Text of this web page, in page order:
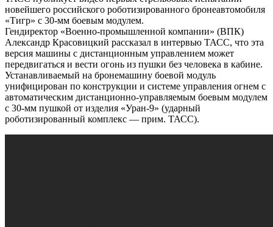
новейшего российского роботизированного бронеавтомобиля
«Тигр» с 30-мм боевым модулем.
Гендиректор «Военно-промышленной компании» (ВПК)
Александр Красовицкий рассказал в интервью ТАСС, что эта
версия машины с дистанционным управлением может
передвигаться и вести огонь из пушки без человека в кабине.
Устанавливаемый на бронемашину боевой модуль
унифицирован по конструкции и системе управления огнем с
автоматическим дистанционно-управляемым боевым модулем
с 30-мм пушкой от изделия «Уран-9» (ударный
роботизированный комплекс — прим. ТАСС).